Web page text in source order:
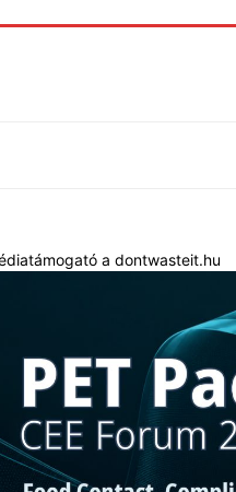
a dontwasteit.hu